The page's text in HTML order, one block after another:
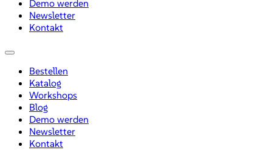
Demo werden
Newsletter
Kontakt
Menü
Bestellen
Katalog
Workshops
Blog
Demo werden
Newsletter
Kontakt